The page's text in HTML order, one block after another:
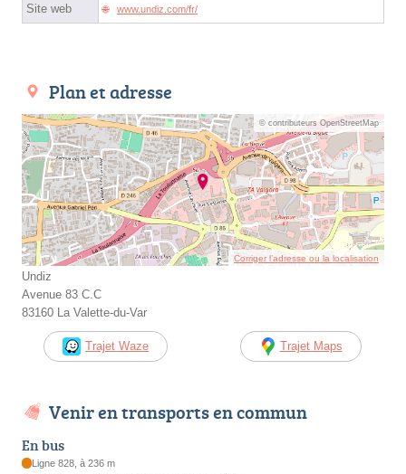
Site web www.undiz.com/fr/
Plan et adresse
© contributeurs OpenStreetMap
Corriger l’adresse ou la localisation
Undiz
Avenue 83 C.C
83160 La Valette-du-Var
Trajet Waze Trajet Maps
Venir en transports en commun
En bus
Ligne 828, à 236 m